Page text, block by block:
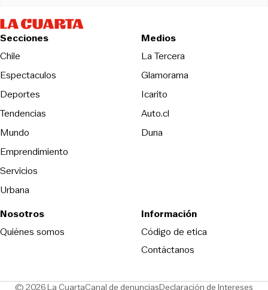
Secciones
Chile
Espectaculos
Deportes
Tendencias
Mundo
Emprendimiento
Servicios
Urbana
Medios
La TerceraOpens in new
Glamorama
Icarito
Auto.cl
DunaOpens in new window
Nosotros
Quiénes somos
Información
Código de eticaOpens in new
Contáctanos
© 2026 La CuartaCanal de denunciasOpens in new window
Declaración de Intereses